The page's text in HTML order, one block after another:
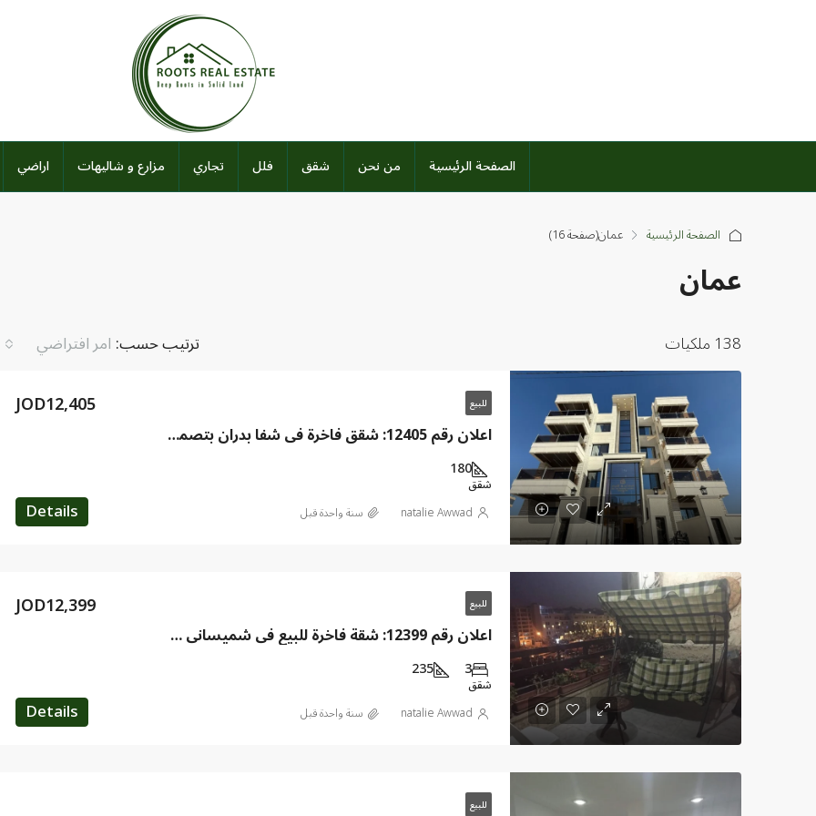
الصفحة الرئيسية من نحن شقق فلل تجاري مزارع و شاليهات اراضي
الصفحة الرئيسية عمان(صفحة 16)
عمان
138 ملكيات ترتيب حسب:امر افتراضي
للبيع
اعلان رقم 12405: شقق فاخرة في شفا بدران بتصميم عصري ومواصفات راقية
JOD12,405
180
شقق
Details natalie Awwad ‏سنة واحدة قبل
للبيع
اعلان رقم 12399: شقة فاخرة للبيع في شميساني – 235 م² | موقع مميز ومواصفات راقية
JOD12,399
3
235
شقق
Details natalie Awwad ‏سنة واحدة قبل
للبيع